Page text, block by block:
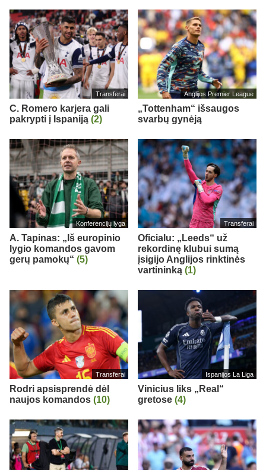
Transferai
C. Romero karjera gali
pakrypti į Ispaniją (2)
Anglijos Premier League
„Tottenham“ išsaugos
svarbų gynėją
Konferencijų lyga
A. Tapinas: „Iš europinio
lygio komandos gavom
gerų pamokų“ (5)
Transferai
Oficialu: „Leeds“ už
rekordinę klubui sumą
įsigijo Anglijos rinktinės
vartininką (1)
Transferai
Rodri apsisprendė dėl
naujos komandos (10)
Ispanijos La Liga
Vinicius liks „Real“
gretose (4)